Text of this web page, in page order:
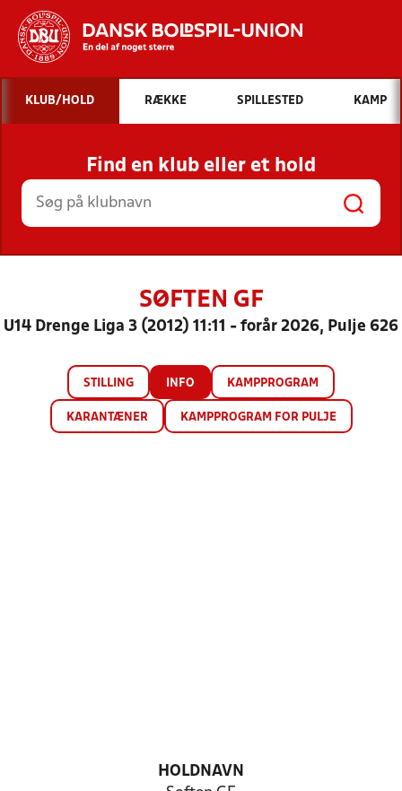
Hvad vil du søge efter?
INDHOLD OG NYHEDER
STILLINGER, RESULTATER, KLUBBER OG
HOLD
KLUB/HOLD RÆKKE SPILLESTED KAMP
Find en klub eller et hold
SØFTEN GF
U14 Drenge Liga 3 (2012) 11:11 - forår 2026, Pulje 626
STILLING INFO KAMPPROGRAM
KARANTÆNER KAMPPROGRAM FOR PULJE
HOLDNAVN